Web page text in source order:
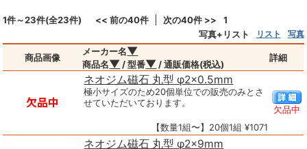
1件～23件(全23件) << 前の40件 次の40件 >>
1
写真+リスト
リスト 写真
商品画像
メーカー名▼
商品名▼ / 型番▼ / 通販価格(税込)
詳細
ネオジム磁石 丸型 φ2×0.5mm
極小サイズのため20個単位での販売のみとさ
せていただいております。
【数量1組〜】20個1組 ¥1071
欠品中
ネオジム磁石 丸型 φ2×9mm